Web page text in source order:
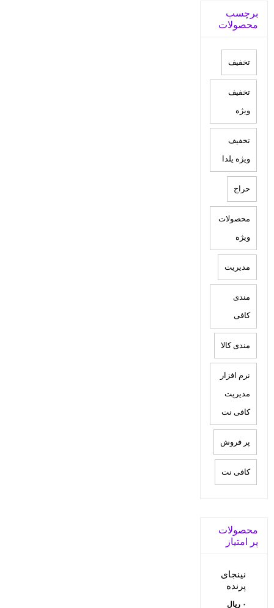
برچسب
محصولات
تخفيف
تخفیف
ویژه
تخفیف
ویژه یلدا
حراج
محصولات
ویژه
مدیریت
مندی
کافی
مندی کالا
نرم افزار
مدیریت
کافی نت
پر فروش
کافی نت
محصولات
پر امتیاز
نینجای
پرنده
۰ ریال